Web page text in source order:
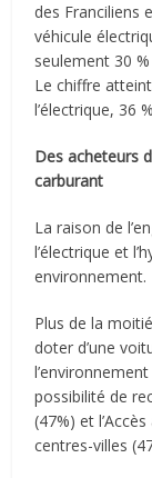
des Franciliens
véhicule
seulement 30
Le chiffre
l’électrique, 36
Des acheteurs
carburant
La raison de
l’électrique et
environnement.
Plus de la
doter d’une
possibilité de
(47%) et
centres-villes